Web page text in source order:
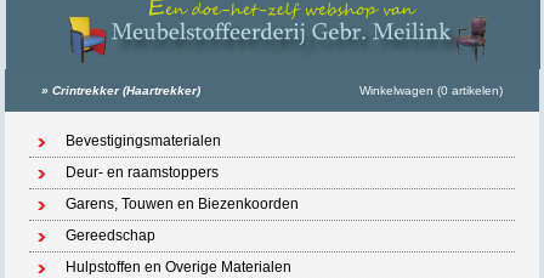
»Crintrekker (Haartrekker) Winkelwagen (0 artikelen)
Bevestigingsmaterialen
Deur- en raamstoppers
Garens, Touwen en Biezenkoorden
Gereedschap
Hulpstoffen en Overige Materialen